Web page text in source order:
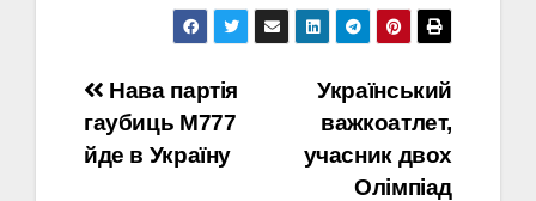
Навігація
записів
Український
важкоатлет,
учасник двох
Олімпіад
Нава партія
гаубиць M777
йде в Україну